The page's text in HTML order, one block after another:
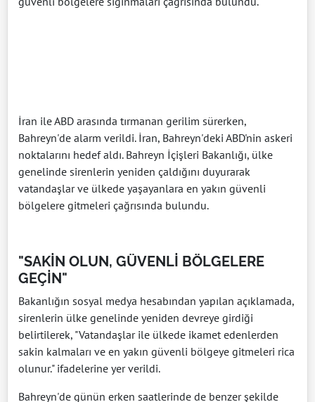
İran ile ABD arasında tırmanan gerilim sürerken,
Bahreyn'de alarm verildi. İran, Bahreyn'deki ABD'nin askeri
noktalarını hedef aldı. Bahreyn İçişleri Bakanlığı, ülke
genelinde sirenlerin yeniden çaldığını duyurarak
vatandaşlar ve ülkede yaşayanlara en yakın güvenli
bölgelere gitmeleri çağrısında bulundu.
"SAKİN OLUN, GÜVENLİ BÖLGELERE
GEÇİN"
Bakanlığın sosyal medya hesabından yapılan açıklamada,
sirenlerin ülke genelinde yeniden devreye girdiği
belirtilerek, "Vatandaşlar ile ülkede ikamet edenlerden
sakin kalmaları ve en yakın güvenli bölgeye gitmeleri rica
olunur." ifadelerine yer verildi.
Bahreyn'de günün erken saatlerinde de benzer şekilde